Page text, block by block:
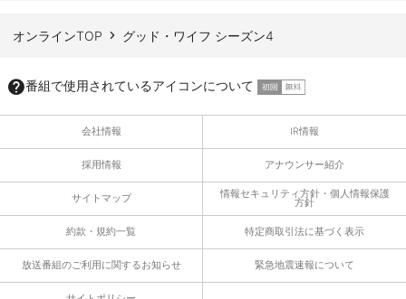
オンラインTOP グッド・ワイフ シーズン4
番組で使用されているアイコンについて
会社情報 IR情報
採用情報 アナウンサー紹介
サイトマップ 情報セキュリティ方針・個人情報保護
方針
約款・規約一覧 特定商取引法に基づく表示
放送番組のご利用に関するお知らせ 緊急地震速報について